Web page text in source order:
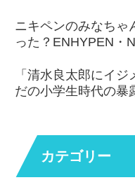
ニキペンのみなちゃ
った？ENHYPEN・
「清水良太郎にイ
だの小学生時代の暴
カテゴリー